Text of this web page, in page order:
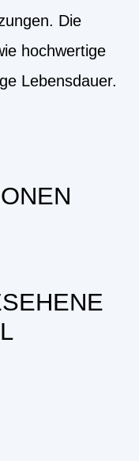
Die
hochwertige
Lebensdauer.